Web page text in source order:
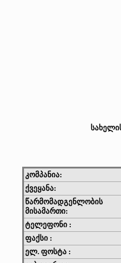
კომპანია:
ქვეყანა:
წარმომადგენლობის
მისამართი:
ტელეფონი :
ფაქსი :
ელ. ფოსტა :